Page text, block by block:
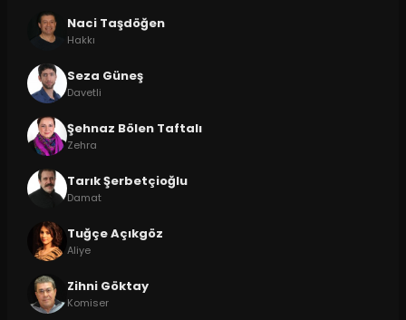
Naci Taşdöğen
Hakkı
Seza Güneş
Davetli
Şehnaz Bölen Taftalı
Zehra
Tarık Şerbetçioğlu
Damat
Tuğçe Açıkgöz
Aliye
Zihni Göktay
Komiser